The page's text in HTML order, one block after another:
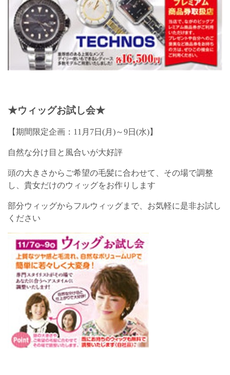
★ウィッグお試し会★
【期間限定企画：11月7日(月)～9日(水)】
自然な分け目と風合いが大好評
頭の大きさからご希望の毛髪に合わせて、その場で調整
し、貴女だけのウィッグをお作りします
部分ウィッグからフルウィッグまで、お気軽に是非お試し
ください